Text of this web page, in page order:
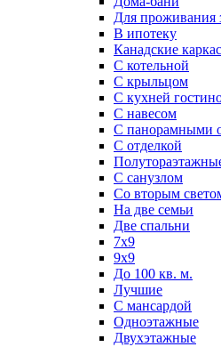
Для проживания
В ипотеку
Канадские
С котельной
С крыльцом
С кухней
С навесом
С панорамными
С отделкой
С санузлом
Со вторым
На две семьи
Две спальни
7х9
9х9
До 100 кв. м.
Лучшие
С мансардой
Одноэтажные
Двухэтажные